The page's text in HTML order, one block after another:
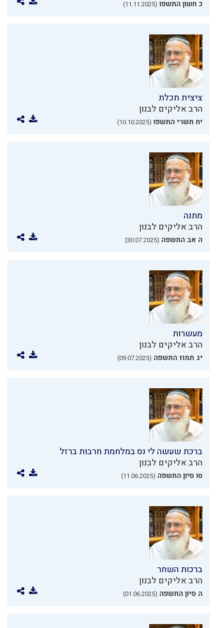
כ חשון התשפו (11.11.2025)
ציצית תכלת
הרב אליקים לבנון
יח תשרי התשפו (10.10.2025)
מתנה
הרב אליקים לבנון
ה אב התשפה (30.07.2025)
מעשרות
הרב אליקים לבנון
יג תמוז התשפה (09.07.2025)
ברכת שעשה לי נס במלחמת חרבות ברזל
הרב אליקים לבנון
טו סיון התשפה (11.06.2025)
ברכות השחר
הרב אליקים לבנון
ה סיון התשפה (01.06.2025)